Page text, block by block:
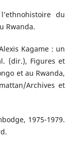
du
Rwanda.
Kagame : un
(dir.), Figures et
et au Rwanda,
Archives et
1975-1979.